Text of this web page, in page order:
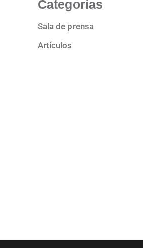
Categorías
Sala de prensa
Artículos